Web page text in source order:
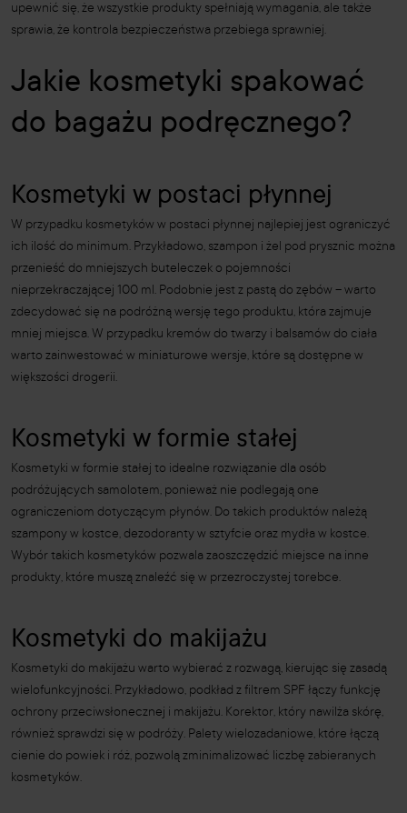
upewnić się, że wszystkie produkty spełniają wymagania, ale także
sprawia, że kontrola bezpieczeństwa przebiega sprawniej.
Jakie kosmetyki spakować
do bagażu podręcznego?
Kosmetyki w postaci płynnej
W przypadku kosmetyków w postaci płynnej najlepiej jest ograniczyć
ich ilość do minimum. Przykładowo, szampon i żel pod prysznic można
przenieść do mniejszych buteleczek o pojemności
nieprzekraczającej 100 ml. Podobnie jest z pastą do zębów – warto
zdecydować się na podróżną wersję tego produktu, która zajmuje
mniej miejsca. W przypadku kremów do twarzy i balsamów do ciała
warto zainwestować w miniaturowe wersje, które są dostępne w
większości drogerii.
Kosmetyki w formie stałej
Kosmetyki w formie stałej to idealne rozwiązanie dla osób
podróżujących samolotem, ponieważ nie podlegają one
ograniczeniom dotyczącym płynów. Do takich produktów należą
szampony w kostce, dezodoranty w sztyfcie oraz mydła w kostce.
Wybór takich kosmetyków pozwala zaoszczędzić miejsce na inne
produkty, które muszą znaleźć się w przezroczystej torebce.
Kosmetyki do makijażu
Kosmetyki do makijażu warto wybierać z rozwagą, kierując się zasadą
wielofunkcyjności. Przykładowo, podkład z filtrem SPF łączy funkcję
ochrony przeciwsłonecznej i makijażu. Korektor, który nawilża skórę,
również sprawdzi się w podróży. Palety wielozadaniowe, które łączą
cienie do powiek i róż, pozwolą zminimalizować liczbę zabieranych
kosmetyków.